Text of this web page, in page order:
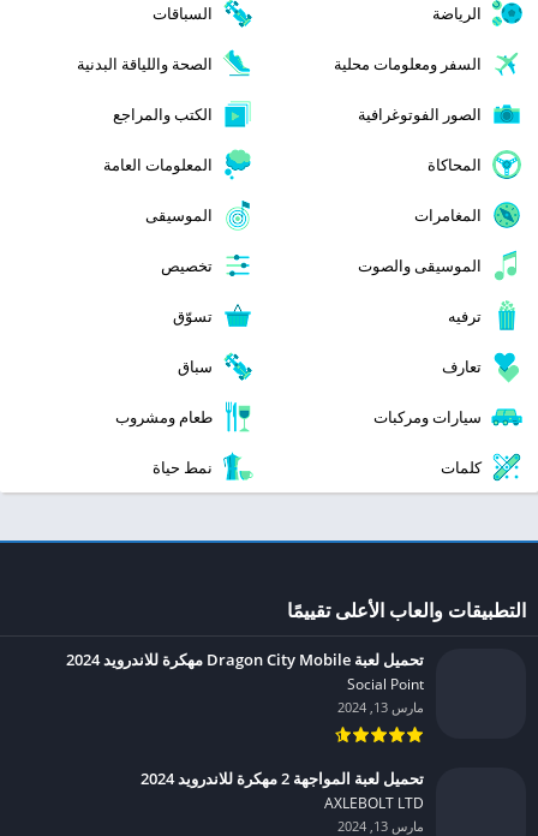
الرياضة السباقات
السفر ومعلومات محلية الصحة واللياقة البدنية
الصور الفوتوغرافية الكتب والمراجع
المحاكاة المعلومات العامة
المغامرات الموسيقى
الموسيقى والصوت تخصيص
ترفيه تسوّق
تعارف سباق
سيارات ومركبات طعام ومشروب
كلمات نمط حياة
التطبيقات والعاب الأعلى تقييمًا
تحميل لعبة Dragon City Mobile مهكرة للاندرويد 2024
Social Point‏
مارس 13, 2024
تحميل لعبة المواجهة 2 مهكرة للاندرويد 2024
AXLEBOLT LTD‏
مارس 13, 2024